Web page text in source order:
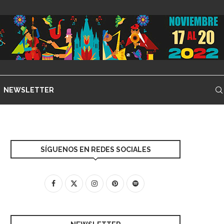
NEWSLETTER
SÍGUENOS EN REDES SOCIALES